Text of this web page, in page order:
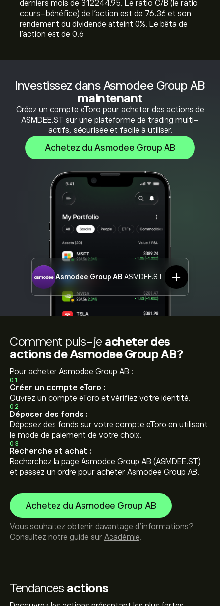
Investissez dans Asmodee Group AB
maintenant
Créez un compte eToro pour acheter des actions de
ASMDEE.ST sur une plateforme de trading multi-
actifs, sécurisée et facile à utiliser.
Achetez du Asmodee Group AB
Asmodee Group AB ASMDEE.ST
Tendances actions
derniers mois de 312244.95. Le ratio C/B (le ratio
cours-bénéfice) de l'action est de 76.36 et son
rendement du dividende atteint 0%. Le bêta de
l'action est de 0.6
Comment puis-je acheter des
actions de Asmodee Group AB?
Pour acheter Asmodee Group AB :
01
Créer un compte eToro :
Ouvrez un compte eToro et vérifiez votre identité.
02
Déposer des fonds :
Déposez des fonds sur votre compte eToro en utilisant
le mode de paiement de votre choix.
03
Recherche et achat :
Recherchez la page Asmodee Group AB (ASMDEE.ST)
et passez un ordre pour acheter Asmodee Group AB.
Achetez du Asmodee Group AB
Vous souhaitez obtenir davantage d'informations?
Consultez notre guide sur Académie.